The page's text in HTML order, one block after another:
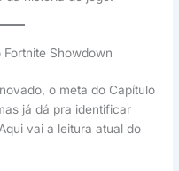
Showdown
o meta do Capítulo
já dá pra identificar
vai a leitura atual do